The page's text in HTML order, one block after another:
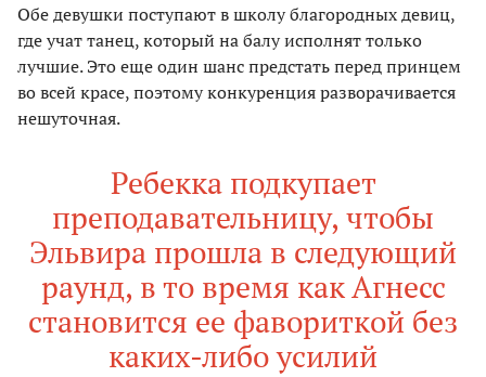
Обе девушки поступают в школу благородных девиц,
где учат танец, который на балу исполнят только
лучшие. Это еще один шанс предстать перед принцем
во всей красе, поэтому конкуренция разворачивается
нешуточная.
Ребекка подкупает
преподавательницу, чтобы
Эльвира прошла в следующий
раунд, в то время как Агнесс
становится ее фавориткой без
каких-либо усилий